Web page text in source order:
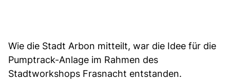
Wie die Stadt Arbon mitteilt, war die Idee für die
Pumptrack-Anlage im Rahmen des
Stadtworkshops Frasnacht entstanden.